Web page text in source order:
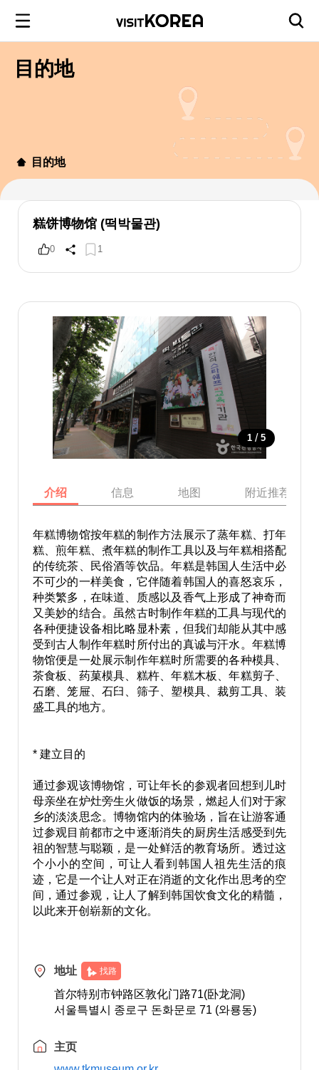
目的地
目的地
糕饼博物馆 (떡박물관)
0 1
1 / 5
介绍 信息 地图 附近推荐景点
年糕博物馆按年糕的制作方法展示了蒸年糕、打年
糕、煎年糕、煮年糕的制作工具以及与年糕相搭配
的传统茶、民俗酒等饮品。年糕是韩国人生活中必
不可少的一样美食，它伴随着韩国人的喜怒哀乐，
种类繁多，在味道、质感以及香气上形成了神奇而
又美妙的结合。虽然古时制作年糕的工具与现代的
各种便捷设备相比略显朴素，但我们却能从其中感
受到古人制作年糕时所付出的真诚与汗水。年糕博
物馆便是一处展示制作年糕时所需要的各种模具、
茶食板、药菓模具、糕杵、年糕木板、年糕剪子、
石磨、笼屉、石臼、筛子、塑模具、裁剪工具、装
盛工具的地方。
* 建立目的
通过参观该博物馆，可让年长的参观者回想到儿时
母亲坐在炉灶旁生火做饭的场景，燃起人们对于家
乡的淡淡思念。博物馆内的体验场，旨在让游客通
过参观目前都市之中逐渐消失的厨房生活感受到先
祖的智慧与聪颖，是一处鲜活的教育场所。透过这
个小小的空间，可让人看到韩国人祖先生活的痕
迹，它是一个让人对正在消逝的文化作出思考的空
间，通过参观，让人了解到韩国饮食文化的精髓，
以此来开创崭新的文化。
地址 找路
首尔特别市钟路区敦化门路71(卧龙洞)
서울특별시 종로구 돈화문로 71 (와룡동)
主页